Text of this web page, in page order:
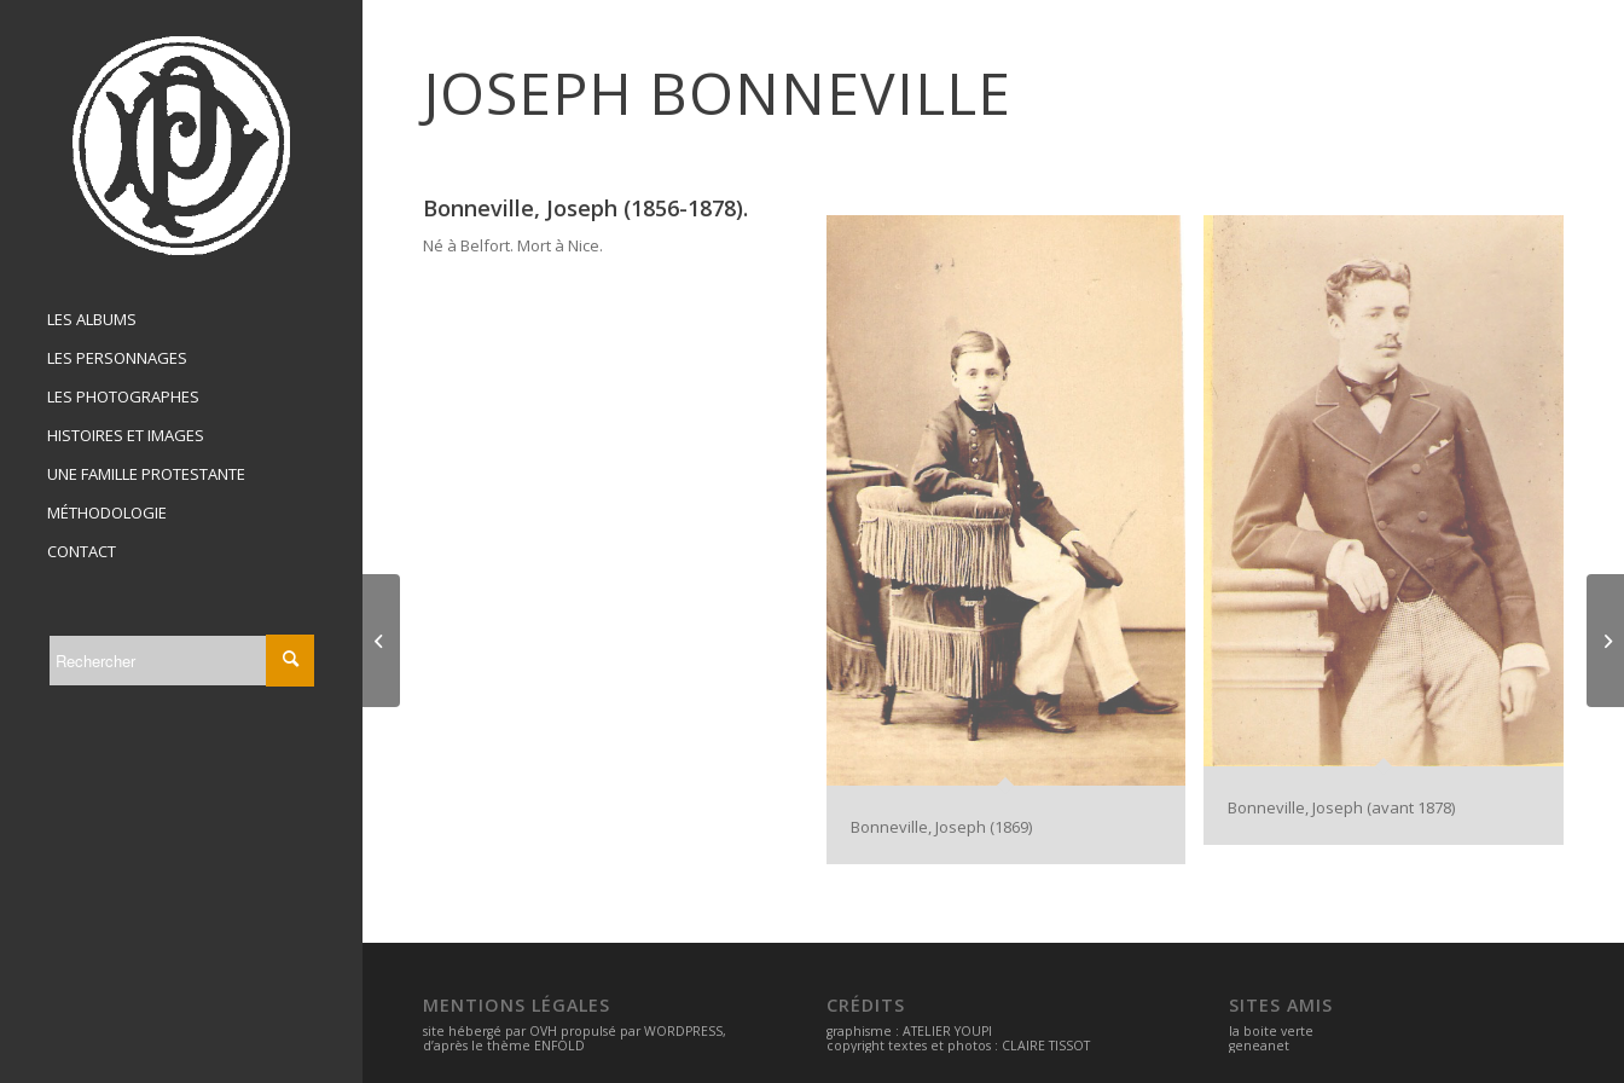
LES ALBUMS
LES PERSONNAGES
LES PHOTOGRAPHES
HISTOIRES ET IMAGES
UNE FAMILLE PROTESTANTE
MÉTHODOLOGIE
CONTACT
JOSEPH BONNEVILLE
Bonneville, Joseph (1856-1878).
Né à Belfort. Mort à Nice.
Bonneville, Joseph (1869)
Bonneville, Joseph (avant 1878)
MENTIONS LÉGALES
site hébergé par OVH propulsé parWORDPRESS,
d’après le thème ENFOLD
CRÉDITS
graphisme : ATELIER YOUPI
copyright textes et photos : CLAIRE TISSOT
SITES AMIS
la boite verte
geneanet